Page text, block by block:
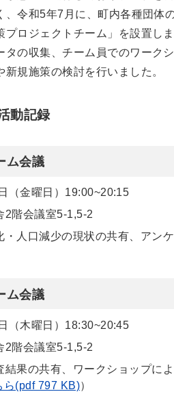
、令和5年7月に、町内各種団体
ロジェクトチーム」を設置しま
タの収集、チーム員でのワーク
規施策の検討を行いました。
動記録
ム会議
（金曜日）19:00~20:15
2階会議室5-1,5-2
・人口減少の現状の共有、アン
ム会議
（木曜日）18:30~20:45
2階会議室5-1,5-2
結果の共有、ワークショップに
ら(pdf 797 KB)）